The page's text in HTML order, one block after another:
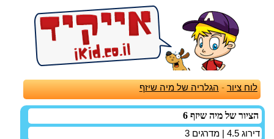
לוח ציור - הגלריה של מיה שיזף
הציור של מיה שיזף 6
דירוג 4.5 | מדרגים 3